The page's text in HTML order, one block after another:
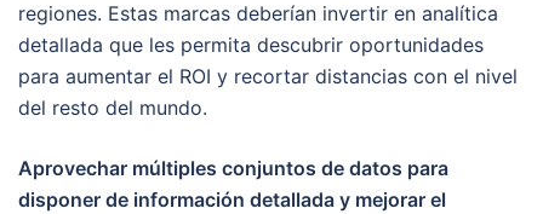
regiones. Estas marcas deberían invertir en analítica
detallada que les permita descubrir oportunidades
para aumentar el ROI y recortar distancias con el nivel
del resto del mundo.
Aprovechar múltiples conjuntos de datos para
disponer de información detallada y mejorar el